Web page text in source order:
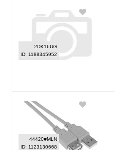
2DK16UG
ID: 1188345952
44420#MLN
ID: 1123130668